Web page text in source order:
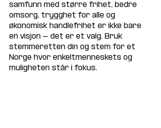
samfunn med større frihet, bedre
omsorg, trygghet for alle og
økonomisk handlefrihet er ikke bare
en visjon - det er et valg. Bruk
stemmeretten din og stem for et
Norge hvor enkeltmenneskets og
muligheten står i fokus.